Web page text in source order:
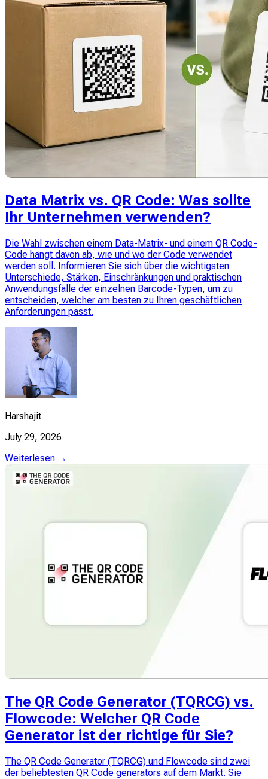
Data Matrix vs. QR Code: Was sollte
Ihr Unternehmen verwenden?
Die Wahl zwischen einem Data-Matrix- und einem QR Code-
Code hängt davon ab, wie und wo der Code verwendet
werden soll. Informieren Sie sich über die wichtigsten
Unterschiede, Stärken, Einschränkungen und praktischen
Anwendungsfälle der einzelnen Barcode-Typen, um zu
entscheiden, welcher am besten zu Ihren geschäftlichen
Anforderungen passt.
Harshajit
July 29, 2026
Weiterlesen →
The QR Code Generator (TQRCG) vs.
Flowcode: Welcher QR Code
Generator ist der richtige für Sie?
The QR Code Generator (TQRCG) und Flowcode sind zwei
der beliebtesten QR Code generators auf dem Markt. Sie